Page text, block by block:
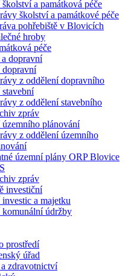
a památková péče
školství a památkové péče
pohřebiště v Blovicích
hroby
péče
dopravní
dopravní
z oddělení dopravního
z oddělení stavebního
zpráv
plánování
z oddělení územního
územní plány ORP Blovice
zpráv
investiční
a majetku
komunální údržby
prostředí
úřad
zdravotnictví